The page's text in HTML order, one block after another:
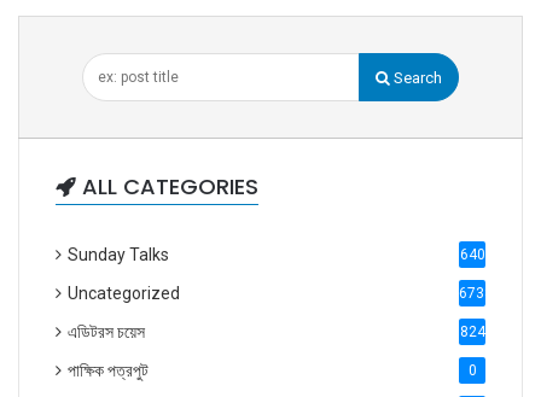
Search
ALL CATEGORIES
Sunday Talks 640
Uncategorized 6738
এডিটরস চয়েস 824
পাক্ষিক পত্রপুট 0